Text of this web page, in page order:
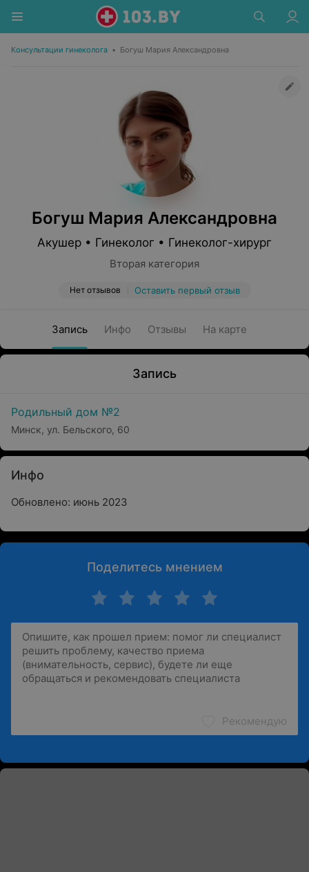
Консультации гинеколога • Богуш Мария Александровна
Богуш Мария Александровна
Акушер • Гинеколог • Гинеколог-хирург
Вторая категория
Нет отзывов Оставить первый отзыв
Запись Инфо Отзывы На карте
Запись
Родильный дом №2
Минск, ул. Бельского, 60
Инфо
Обновлено: июнь 2023
Поделитесь мнением
Рекомендую